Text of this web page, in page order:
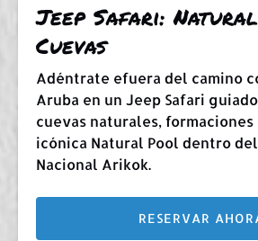
Jeep Safari:
Cuevas
Adéntrate efuera del camino
Aruba en un Jeep Safari
cuevas naturales, formaciones
icónica Natural Pool dentro
Nacional Arikok.
RESERVAR